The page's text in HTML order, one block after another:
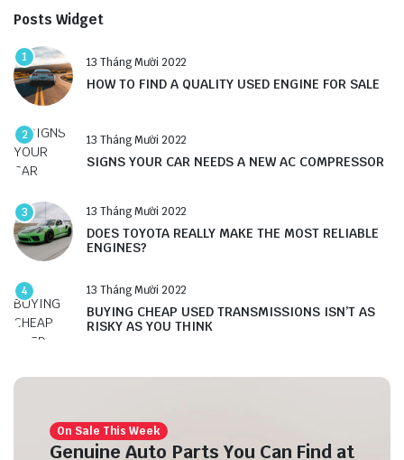
Posts Widget
1 13 Tháng Mười 2022
HOW TO FIND A QUALITY USED ENGINE FOR SALE
2 13 Tháng Mười 2022
SIGNS YOUR CAR NEEDS A NEW AC COMPRESSOR
3 13 Tháng Mười 2022
DOES TOYOTA REALLY MAKE THE MOST RELIABLE
ENGINES?
4 13 Tháng Mười 2022
BUYING CHEAP USED TRANSMISSIONS ISN’T AS
RISKY AS YOU THINK
On Sale This Week
Genuine Auto Parts You Can Find at